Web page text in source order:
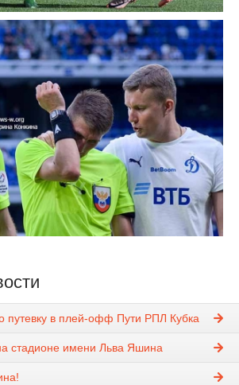
путевку в плей-офф Пути РПЛ Кубка
стадионе имени Льва Яшина